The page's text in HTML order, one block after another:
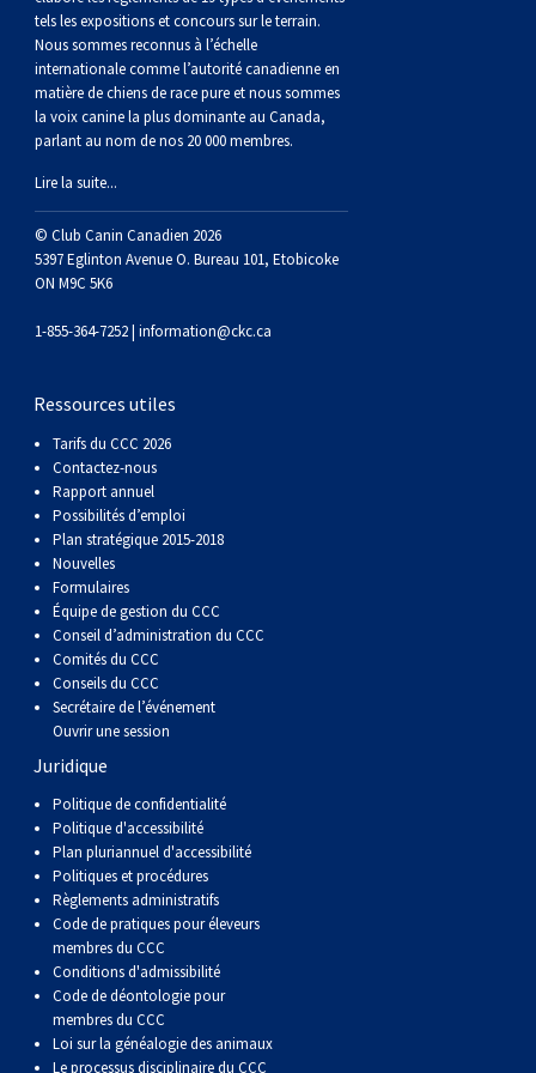
Berger anglais
Berger polonais de plaine
Berger portugais
Puli
Schapendoes néerlandais
Chien d’eau espagnol
Vallhund suédois
Corgi gallois (Cardigan)
Corgi gallois (Pembroke)
Pumi
Lapphund suédois
Chien Ibizan
Lévrier irlandais
Norrbottenspets
Elkhound norvégien
Lundehund norvégien
Petit basset griffon vendéen
Pharaoh Hound
Rhodesian ridgeback
Lévrier persan
Shikoku
Whippet
Chien nu du Pérou (Perro Sin Pelo Del Peru)
Terrier tibétain
Xoloitzcuintli (moyen)
Xoloïtzcuintli (standard)
Setter irlandais
Épagneul cocker américain
Épagneul d’eau américain
Épagneul bleu de Picardie
Épagneul breton
Épagneul cocker anglais
Épagneul springer anglais
Épagneul des champs
Épagneul français
Épagneul d’eau irlandais
Épagneul Sussex
Épagneul springer gallois
Spinone italiano
Vizsla à poil lisse
Vizsla à poil dur
Terrier de Norwich
Terrier du révérend Russell
Terrier chasseur de rat
Terrier Russell
Schnauzer (nain)
Terrier Sealyham
Terrier Skye
Terrier wheaten à poil doux
Bull terrier du Staffordshire
Terrier gallois
Terrier blanc du West Highland
Caniche (nain)
Carlin
Petit chien russe
Terrier à poil soyeux
Fox terrier miniature
Xoloitzcuintli (nain)
Terrier du Yorkshire
Grand bouvier suisse
Chien du Groenland
Hovawart
Chien d’ours de Carélie
Komondor
Leonberger
Mastiff
Mâtin napolitain
Terre-Neuve
Chien d’eau portugais
Rottweiler
Samoyède
Schnauzer (géant)
Schnauzer (standard)
Husky sibérien
Top Dogs
tels les expositions et concours sur le terrain.
Nous sommes reconnus à l’échelle
internationale comme l’autorité canadienne en
matière de chiens de race pure et nous sommes
la voix canine la plus dominante au Canada,
parlant au nom de nos 20 000 membres.
Lire la suite...
© Club Canin Canadien 2026
5397 Eglinton Avenue O. Bureau 101, Etobicoke
ON M9C 5K6
1-855-364-7252 | information@ckc.ca
Ressources utiles
Tarifs du CCC 2026
Contactez-nous
Rapport annuel
Possibilités d’emploi
Plan stratégique 2015-2018
Nouvelles
Formulaires
Équipe de gestion du CCC
Conseil d’administration du CCC
Comités du CCC
Conseils du CCC
Secrétaire de l’événement
Ouvrir une session
Juridique
Politique de confidentialité
Politique d'accessibilité
Plan pluriannuel d'accessibilité
Politiques et procédures
Règlements administratifs
Code de pratiques pour éleveurs
membres du CCC
Conditions d'admissibilité
Code de déontologie pour
membres du CCC
Loi sur la généalogie des animaux
Le processus disciplinaire du CCC